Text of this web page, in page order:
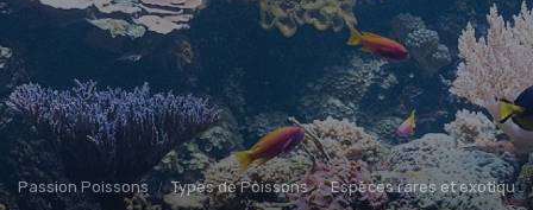
Passion Poissons Types de Poissons Espèces rares et exotiques